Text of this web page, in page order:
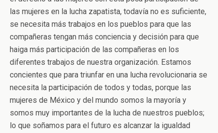
las mujeres en la lucha zapatista, todavía no es suficiente,
se necesita más trabajos en los pueblos para que las
compañeras tengan más conciencia y decisión para que
haiga más participación de las compañeras en los
diferentes trabajos de nuestra organización. Estamos
concientes que para triunfar en una lucha revolucionaria se
necesita la participación de todos y todas, porque las
mujeres de México y del mundo somos la mayoría y
somos muy importantes de la lucha de nuestros pueblos;
lo que soñamos para el futuro es alcanzar la igualdad